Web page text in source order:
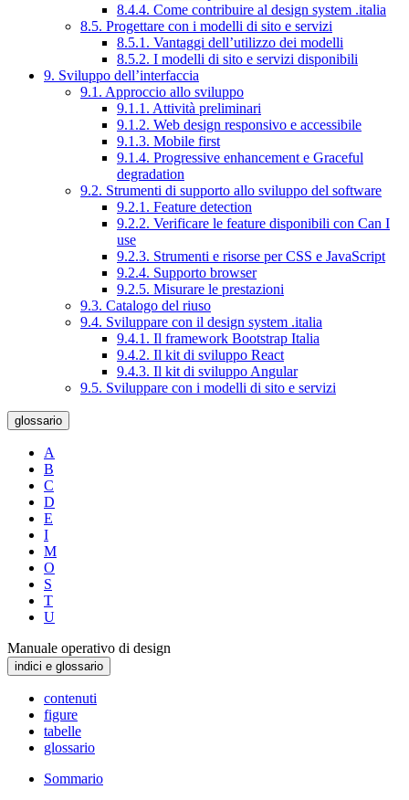
8.4.4. Come contribuire al design system .italia
8.5. Progettare con i modelli di sito e servizi
8.5.1. Vantaggi dell’utilizzo dei modelli
8.5.2. I modelli di sito e servizi disponibili
9. Sviluppo dell’interfaccia
9.1. Approccio allo sviluppo
9.1.1. Attività preliminari
9.1.2. Web design responsivo e accessibile
9.1.3. Mobile first
9.1.4. Progressive enhancement e Graceful
degradation
9.2. Strumenti di supporto allo sviluppo del software
9.2.1. Feature detection
9.2.2. Verificare le feature disponibili con Can I
use
9.2.3. Strumenti e risorse per CSS e JavaScript
9.2.4. Supporto browser
9.2.5. Misurare le prestazioni
9.3. Catalogo del riuso
9.4. Sviluppare con il design system .italia
9.4.1. Il framework Bootstrap Italia
9.4.2. Il kit di sviluppo React
9.4.3. Il kit di sviluppo Angular
9.5. Sviluppare con i modelli di sito e servizi
glossario
A
B
C
D
E
I
M
O
S
T
U
Manuale operativo di design
indici e glossario
contenuti
figure
tabelle
glossario
Sommario